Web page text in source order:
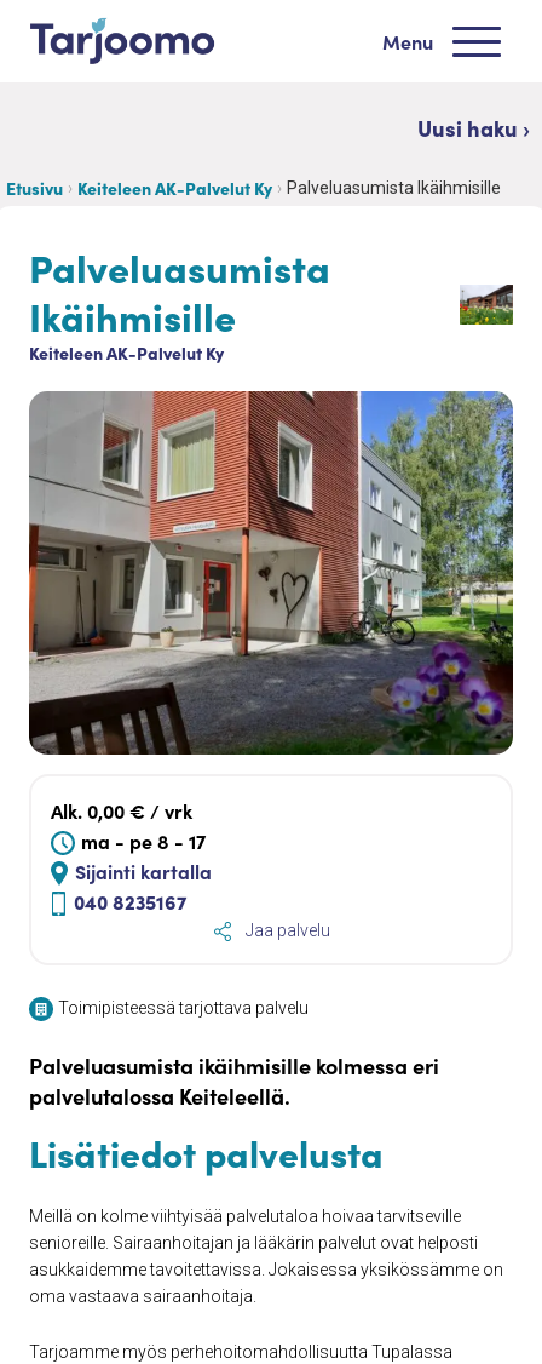
Siirry sisältöön
Menu
Uusi haku ›
Etusivu Keiteleen AK-Palvelut Ky Palveluasumista Ikäihmisille
Palveluasumista
Ikäihmisille
Keiteleen AK-Palvelut Ky
Alk. 0,00 € / vrk
ma - pe 8 - 17
Sijainti kartalla
040 8235167
Jaa palvelu
Toimipisteessä tarjottava palvelu
Palveluasumista ikäihmisille kolmessa eri
palvelutalossa Keiteleellä.
Lisätiedot palvelusta
Meillä on kolme viihtyisää palvelutaloa hoivaa tarvitseville
senioreille. Sairaanhoitajan ja lääkärin palvelut ovat helposti
asukkaidemme tavoitettavissa. Jokaisessa yksikössämme on
oma vastaava sairaanhoitaja.
Tarjoamme myös perhehoitomahdollisuutta Tupalassa